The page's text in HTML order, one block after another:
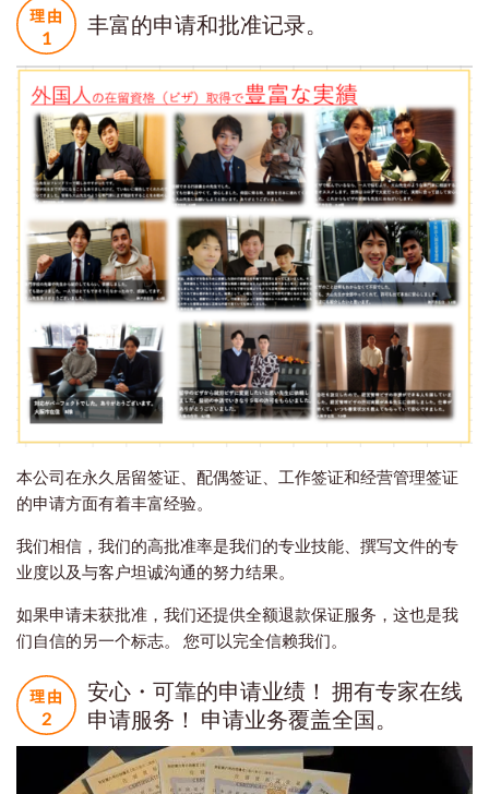
丰富的申请和批准记录。
本公司在永久居留签证、配偶签证、工作签证和经营管理签证
的申请方面有着丰富经验。
我们相信，我们的高批准率是我们的专业技能、撰写文件的专
业度以及与客户坦诚沟通的努力结果。
如果申请未获批准，我们还提供全额退款保证服务，这也是我
们自信的另一个标志。 您可以完全信赖我们。
安心・可靠的申请业绩！ 拥有专家在线
申请服务！ 申请业务覆盖全国。